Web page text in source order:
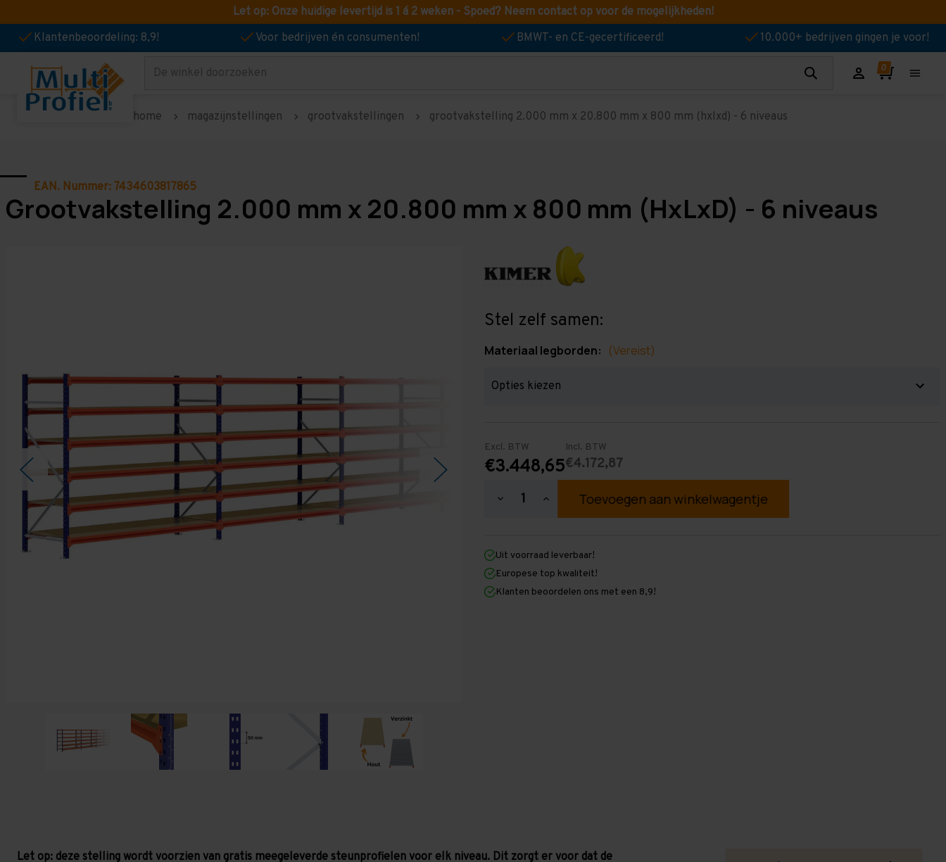
Let op: Onze huidige levertijd is 1 á 2 weken - Spoed? Neem contact op voor de mogelijkheden!
Klantenbeoordeling: 8,9!
Voor bedrijven én consumenten! BMWT- en CE-gecertificeerd! 10.000+ bedrijven gingen je voor!
Zoeken
home magazijnstellingen grootvakstellingen grootvakstelling 2.000 mm x 20.800 mm x 800 mm (hxlxd) - 6 niveaus
EAN. Nummer: 7434603817865
Grootvakstelling 2.000 mm x 20.800 mm x 800 mm (HxLxD) - 6 niveaus
Stel zelf samen:
Materiaal legborden: (Vereist)
Excl. BTW
€3.448,65
Incl. BTW
€4.172,87
Hoeveelheid
2.000
mm
x
20.800
mm
Hoeveelheid
verhogen
2.000
mm
x
20.800
mm
Uit voorraad leverbaar!
Europese top kwaliteit!
Klanten beoordelen ons met een 8,9!
Let op: deze stelling wordt voorzien van gratis meegeleverde steunprofielen voor elk niveau. Dit zorgt er voor dat de